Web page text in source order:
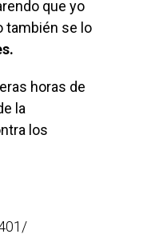
que yo
también se lo
horas de
la
los